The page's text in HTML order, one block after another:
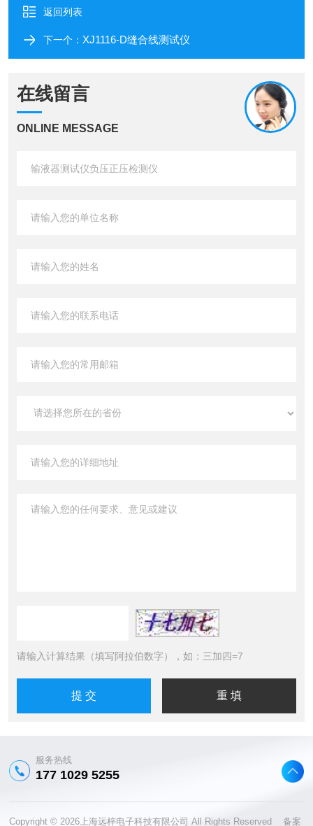
返回列表
下一个： XJ1116-D缝合线测试仪
在线留言
ONLINE MESSAGE
请输入计算结果（填写阿拉伯数字），如：三加四=7
服务热线
177 1029 5255
Copyright © 2026上海远梓电子科技有限公司 All Rights Reserved 备案